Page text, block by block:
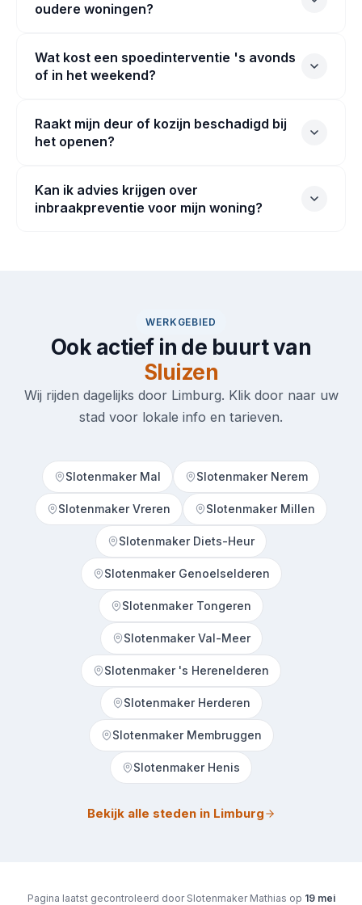
oudere woningen?
Wat kost een spoedinterventie 's avonds
of in het weekend?
Raakt mijn deur of kozijn beschadigd bij
het openen?
Kan ik advies krijgen over
inbraakpreventie voor mijn woning?
WERKGEBIED
Ook actief in de buurt van
Sluizen
Wij rijden dagelijks door Limburg. Klik door naar uw
stad voor lokale info en tarieven.
Slotenmaker Mal Slotenmaker Nerem
Slotenmaker Vreren Slotenmaker Millen
Slotenmaker Diets-Heur
Slotenmaker Genoelselderen
Slotenmaker Tongeren
Slotenmaker Val-Meer
Slotenmaker 's Herenelderen
Slotenmaker Herderen
Slotenmaker Membruggen
Slotenmaker Henis
Bekijk alle steden in Limburg
Pagina laatst gecontroleerd door Slotenmaker Mathias op 19 mei